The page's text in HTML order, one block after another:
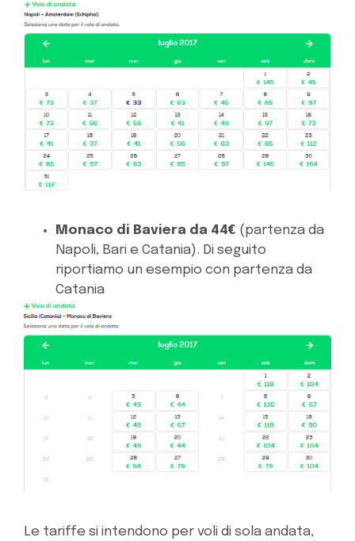
Monaco di Baviera da 44€ (partenza da
Napoli, Bari e Catania). Di seguito
riportiamo un esempio con partenza da
Catania
Le tariffe si intendono per voli di sola andata,